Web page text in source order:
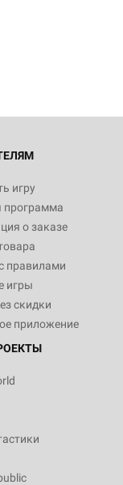
игру
программа
о заказе
правилами
игры
скидки
приложение